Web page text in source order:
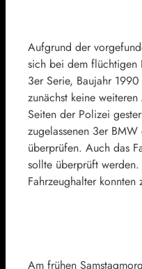
Aufgrund der
sich bei dem flüchtigen
3er Serie, Baujahr
zunächst keine
Seiten der Polizei
zugelassenen 3er
überprüfen. Auch das
sollte überprüft
Fahrzeughalter
Am frühen